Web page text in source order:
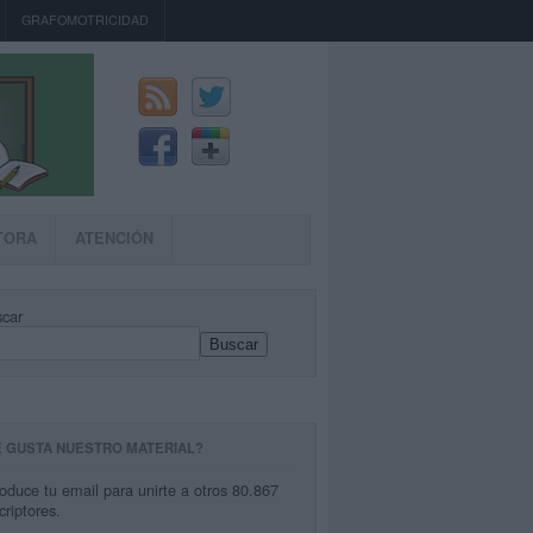
GRAFOMOTRICIDAD
ATENCIÓN
realizado con la mano al escribir (“grafo”, escritura, “motriz”,
Buscar
GUSTA NUESTRO MATERIAL?
tu email para unirte a otros 80.867